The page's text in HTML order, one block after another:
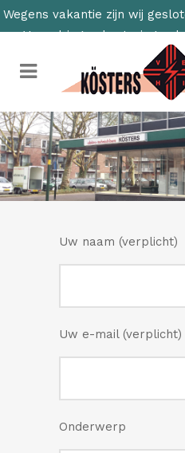
Wegens vakantie zijn wij
Voor dringende storingen
merken wenden tot
Uw naam (verplicht)
Uw e-mail (verplicht)
Onderwerp